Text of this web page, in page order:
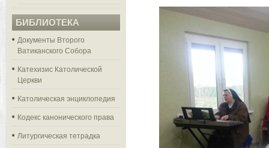
БИБЛИОТЕКА
Документы Второго
Ватиканского Собора
Катехизис Католической
Церкви
Католическая энциклопедия
Кодекс канонического права
Литургическая тетрадка